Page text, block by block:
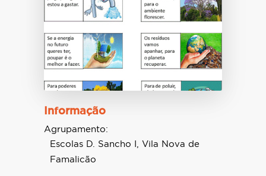
Informação
Agrupamento:
Escolas D. Sancho I, Vila Nova de
Famalicão